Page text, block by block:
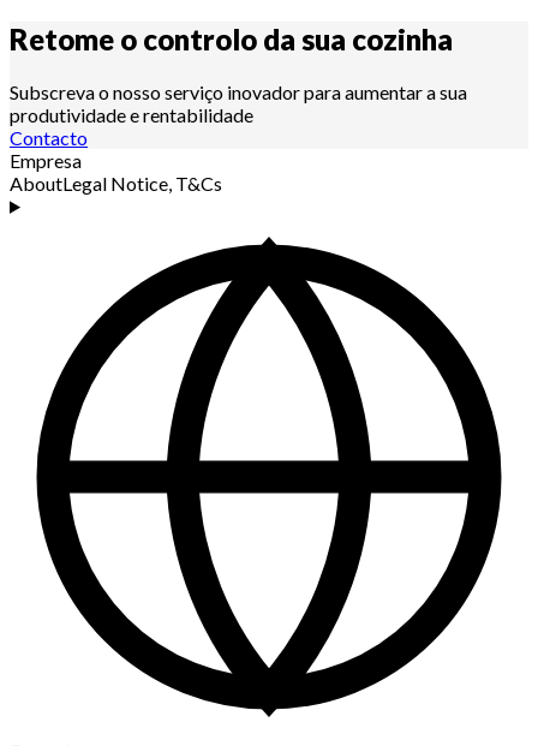
Retome o controlo da sua cozinha
Subscreva o nosso serviço inovador para aumentar a sua
produtividade e rentabilidade
Contacto
Empresa
AboutLegal Notice, T&Cs